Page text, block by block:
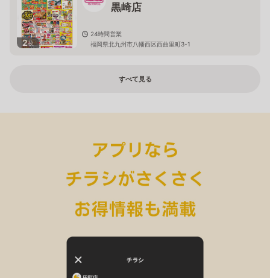
2枚
黒崎店
24時間営業
福岡県北九州市八幡西区西曲里町3-1
すべて見る